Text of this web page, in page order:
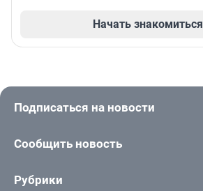
Начать знакомиться
Подписаться на новости
Сообщить новость
Рубрики